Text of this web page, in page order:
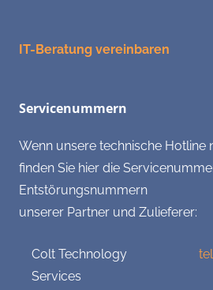
IT-Beratung vereinbaren
Servicenummern
Wenn unsere technische Hotline
finden Sie hier die
Entstörungsnummern
unserer Partner und Zulieferer:
Colt Technology
Services